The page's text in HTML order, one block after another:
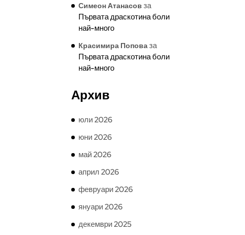
Симеон Атанасов за
Първата драскотина боли
най-много
Красимира Поповаза
Първата драскотина боли
най-много
Архив
юли 2026
юни 2026
май 2026
април 2026
февруари 2026
януари 2026
декември 2025